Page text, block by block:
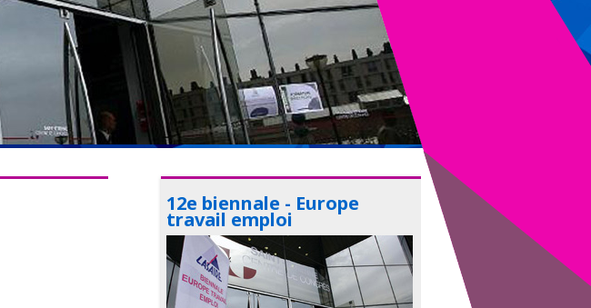
12e biennale - Europe
travail emploi